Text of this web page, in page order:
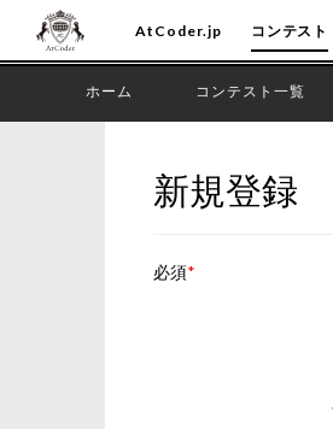
AtCoder.jp コンテスト
ホーム コンテスト一覧
新規登録
必須